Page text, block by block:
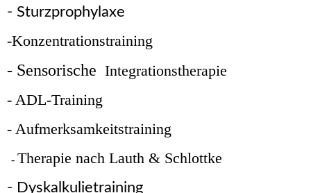
- Sturzprophylaxe
-Konzentrationstraining
- Sensorische Integrationstherapie
- ADL-Training
- Aufmerksamkeitstraining
- Therapie nach Lauth & Schlottke
- Dyskalkulietraining